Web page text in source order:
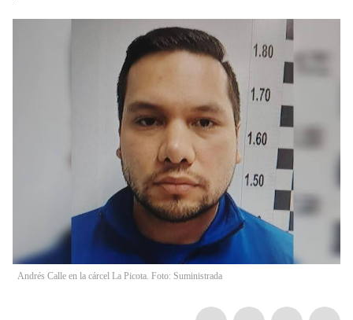
Andrés Calle en la cárcel La Picota. Foto: Suministrada